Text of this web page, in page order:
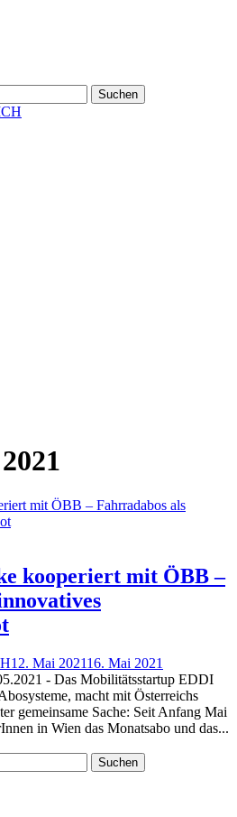
kooperiert mit ÖBB –
12. Mai 202116. Mai 2021
- Das Mobilitätsstartup EDDI
macht mit Österreichs
gemeinsame Sache: Seit Anfang Mai
in Wien das Monatsabo und das...